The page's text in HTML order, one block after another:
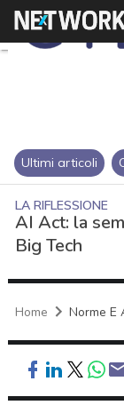
Ultimi articoli
LA RIFLESSIONE
AI Act: la
Big Tech
Home Norme E